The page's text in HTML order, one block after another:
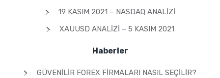
19 KASIM 2021 – NASDAQ ANALIZI
XAUUSD ANALIZI – 5 KASIM 2021
Haberler
GÜVENILIR FOREX FIRMALARI NASIL SEÇILIR?